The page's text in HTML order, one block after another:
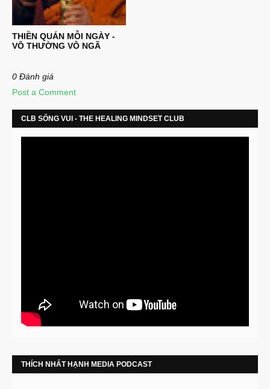
THIỀN QUÁN MỖI NGÀY -
VÔ THƯỜNG VÔ NGÃ
0 Đánh giá
Post a Comment
CLB SỐNG VUI - THE HEALING MINDSET CLUB
THÍCH NHẤT HẠNH MEDIA PODCAST